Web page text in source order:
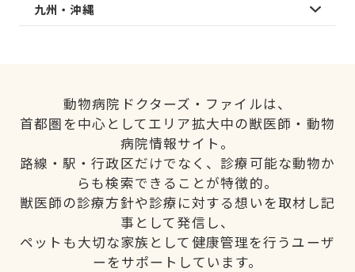
九州・沖縄
動物病院ドクターズ・ファイルは、
首都圏を中心としてエリア拡大中の獣医師・動物
病院情報サイト。
路線・駅・行政区だけでなく、診療可能な動物か
らも検索できることが特徴的。
獣医師の診療方針や診療に対する想いを取材し記
事として発信し、
ペットも大切な家族として健康管理を行うユーザ
ーをサポートしています。